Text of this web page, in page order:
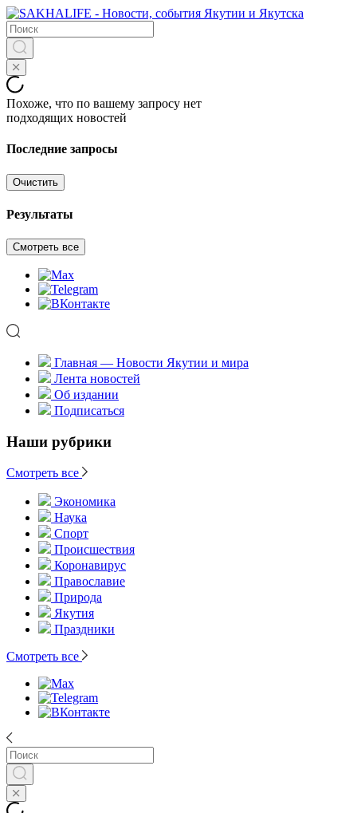
Похоже, что по вашему запросу нет
подходящих новостей
Последние запросы
Очистить
Результаты
Смотреть все
Главная — Новости Якутии и мира
Лента новостей
Об издании
Подписаться
Наши рубрики
Смотреть все
Экономика
Наука
Спорт
Происшествия
Коронавирус
Православие
Природа
Якутия
Праздники
Смотреть все